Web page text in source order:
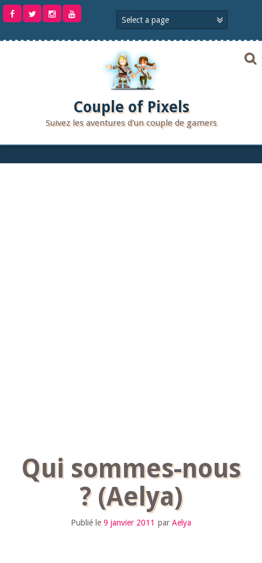
Aller
Couple of Pixels
Suivez les aventures d'un couple de gamers
Qui sommes-nous
? (Aelya)
Publié le 9 janvier 2011 par Aelya